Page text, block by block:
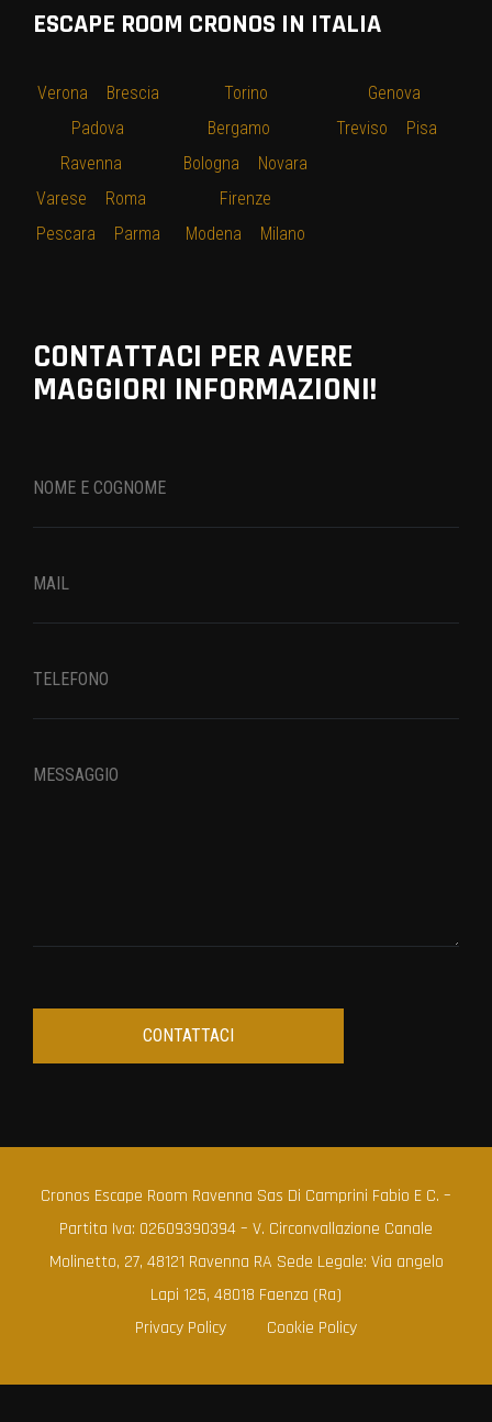
ESCAPE ROOM CRONOS IN ITALIA
Verona
Brescia
Padova
Ravenna
Varese
Roma
Pescara
Parma
Torino
Bergamo
Bologna
Novara
Firenze
Modena
Milano
Genova
Treviso
Pisa
CONTATTACI PER AVERE
MAGGIORI INFORMAZIONI!
Cronos Escape Room Ravenna Sas Di Camprini Fabio E C. –
Partita Iva: 02609390394 – V. Circonvallazione Canale
Molinetto, 27, 48121 Ravenna RA Sede Legale: Via angelo
Lapi 125, 48018 Faenza (Ra)
Privacy Policy
Cookie Policy